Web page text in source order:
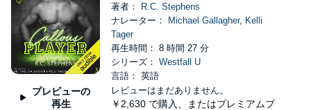
プレビューの
再生
著者：
R.C. Stephens
ナレーター：
Michael Gallagher, Kelli
Tager
再生時間： 8 時間 27 分
シリーズ： Westfall U
言語： 英語
レビューはまだありません。
￥2,630 で購入、またはプレミアムプ